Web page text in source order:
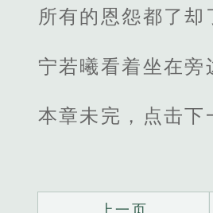
所有的恩怨都了却
宁若曦看着坐在旁
本章未完，点击下